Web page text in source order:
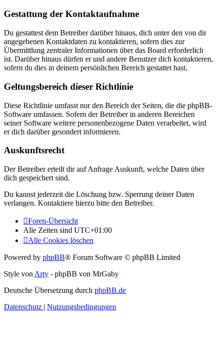
Gestattung der Kontaktaufnahme
Du gestattest dem Betreiber darüber hinaus, dich unter den von dir
angegebenen Kontaktdaten zu kontaktieren, sofern dies zur
Übermittlung zentraler Informationen über das Board erforderlich
ist. Darüber hinaus dürfen er und andere Benutzer dich kontaktieren,
sofern du dies in deinem persönlichen Bereich gestattet hast.
Geltungsbereich dieser Richtlinie
Diese Richtlinie umfasst nur den Bereich der Seiten, die die phpBB-
Software umfassen. Sofern der Betreiber in anderen Bereichen
seiner Software weitere personenbezogene Daten verarbeitet, wird
er dich darüber gesondert informieren.
Auskunftsrecht
Der Betreiber erteilt dir auf Anfrage Auskunft, welche Daten über
dich gespeichert sind.
Du kannst jederzeit die Löschung bzw. Sperrung deiner Daten
verlangen. Kontaktiere hierzu bitte den Betreiber.
Foren-Übersicht
Alle Zeiten sind UTC+01:00
Alle Cookies löschen
Powered by phpBB® Forum Software © phpBB Limited
Style von Arty - phpBB von MrGaby
Deutsche Übersetzung durch phpBB.de
Datenschutz | Nutzungsbedingungen